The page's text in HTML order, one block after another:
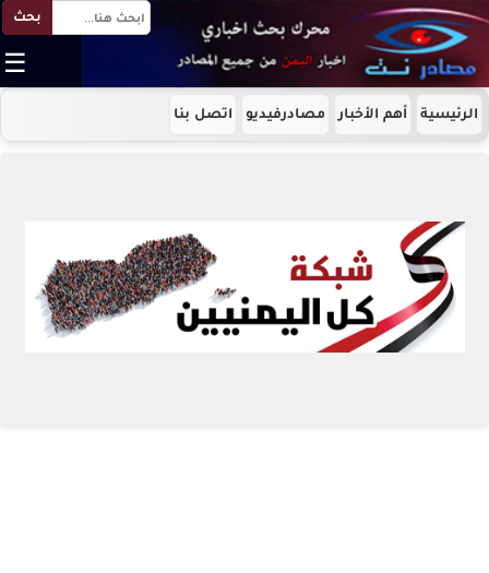
بحث
☰
الرئيسية أهم الأخبار مصادرفيديو اتصل بنا